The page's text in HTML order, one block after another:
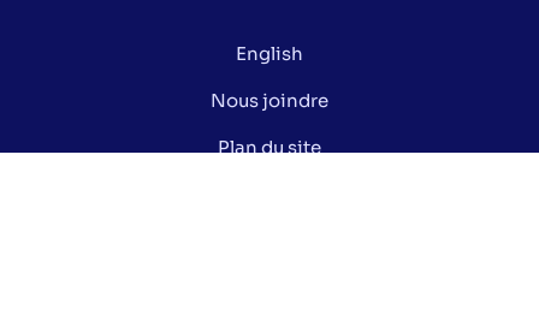
English
Nous joindre
Plan du site